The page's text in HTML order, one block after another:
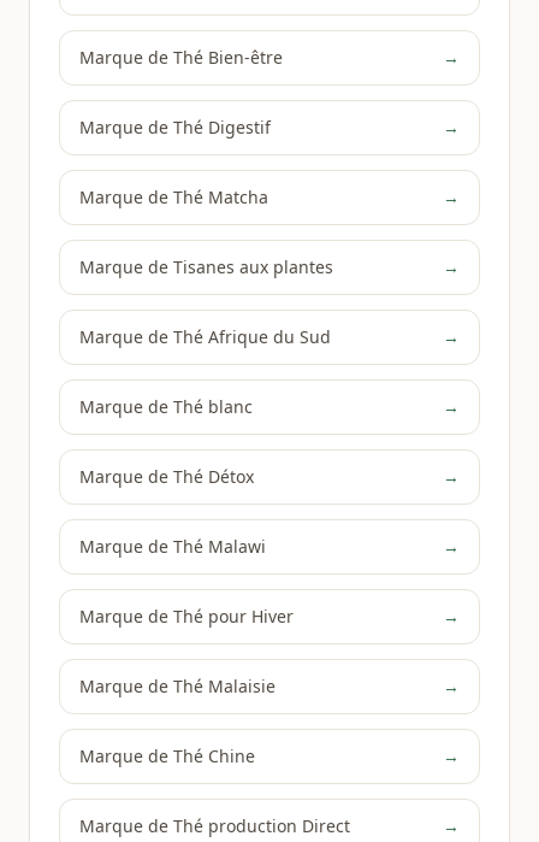
Marque de Thé Bien-être →
Marque de Thé Digestif →
Marque de Thé Matcha →
Marque de Tisanes aux plantes →
Marque de Thé Afrique du Sud →
Marque de Thé blanc →
Marque de Thé Détox →
Marque de Thé Malawi →
Marque de Thé pour Hiver →
Marque de Thé Malaisie →
Marque de Thé Chine →
Marque de Thé production Direct →